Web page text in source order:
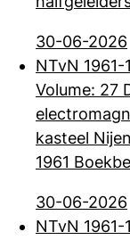
30-06-2026
NTvN 1961-
Volume: 27
kasteel
1961
30-06-2026
NTvN 1961-